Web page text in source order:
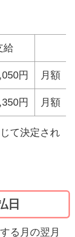
給
円 月額
円 月額
て決定され
日
る月の翌月